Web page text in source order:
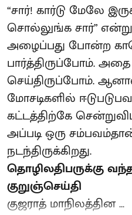
“சார்! கார்டு மேலே
சொல்லுங்க சார்”
அழைப்பது போன்ற
பார்த்திருப்போம்.
செய்திருப்போம்.
மோசடிகளில்
கட்டத்திற்கே
அப்படி ஒரு
நடந்திருக்கிறது.
தொழிலதிபருக்கு
குறுஞ்செய்தி
குஜராத் மாநிலத்தின ...